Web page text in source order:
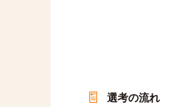
選考の流れ